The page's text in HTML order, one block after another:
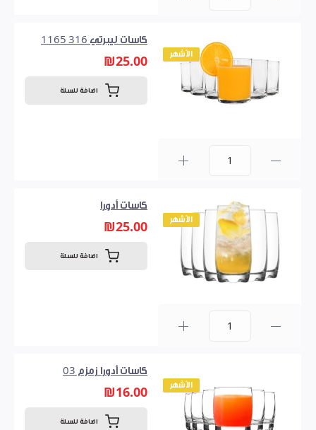
الأشهر
كاسات ليبرتي 316 1165
₪25.00
اضافة للسلة
الأشهر
كاسات أدورا
₪25.00
اضافة للسلة
الأشهر
كاسات أدورا زمزم 03
₪16.00
اضافة للسلة